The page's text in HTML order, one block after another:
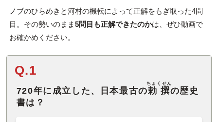
ノブのひらめきと河村の機転によって正解をもぎ取った4問
目。その勢いのまま5問目も正解できたのかは、ぜひ動画で
お確かめください。
Q.1
720年に成立した、日本最古の勅撰
ちょくせん
の歴史
書は？